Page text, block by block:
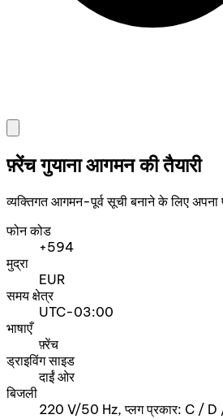
फ़्रेंच गुयाना आगमन की तैयारी
व्यक्तिगत आगमन-पूर्व सूची बनाने के लिए अपना
फोन कोड
+594
मुद्रा
EUR
समय क्षेत्र
UTC-03:00
भाषाएँ
फ़्रेंच
ड्राइविंग साइड
दाईं ओर
बिजली
220 V/50 Hz, प्लग प्रकार: C / D